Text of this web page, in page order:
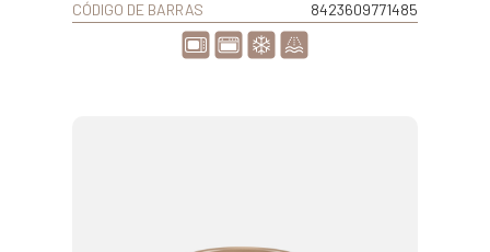
CÓDIGO DE BARRAS
8423609771485